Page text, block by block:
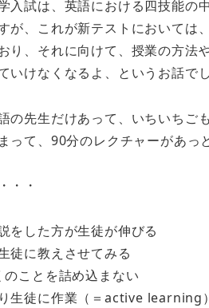
入試は、英語における四技能の
が、これが新テストにおいては
り、それに向けて、授業の方法
いけなくなるよ、というお話でし
の先生だけあって、いちいちご
って、90分のレクチャーがあっ
・・
をした方が生徒が伸びる
徒に教えさせてみる
のことを詰め込まない
生徒に作業（＝active learning）